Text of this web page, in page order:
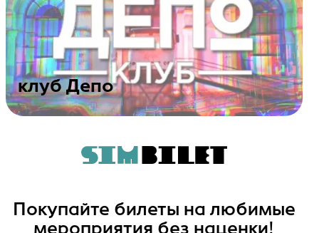
клуб Депо
Покупайте билеты на любимые
мероприятия без наценки!